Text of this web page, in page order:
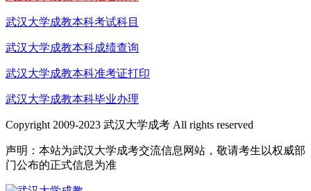
武汉大学成教本科考试科目
武汉大学成教本科成绩查询
武汉大学成教本科准考证打印
武汉大学成教本科毕业办理
Copyright 2009-2023 武汉大学成考 All rights reserved
声明：本站为武汉大学成考交流信息网站，敬请考生以权威部
门公布的正式信息为准